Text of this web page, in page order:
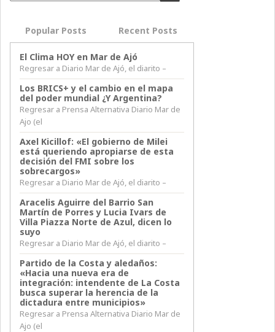
Popular Posts Recent Posts
El Clima HOY en Mar de Ajó
Regresar a Diario Mar de Ajó, el diarito –
Los BRICS+ y el cambio en el mapa
del poder mundial ¿Y Argentina?
Regresar a Prensa Alternativa Diario Mar de
Ajo (el
Axel Kicillof: «El gobierno de Milei
está queriendo apropiarse de esta
decisión del FMI sobre los
sobrecargos»
Regresar a Diario Mar de Ajó, el diarito –
Aracelis Aguirre del Barrio San
Martín de Porres y Lucia Ivars de
Villa Piazza Norte de Azul, dicen lo
suyo
Regresar a Diario Mar de Ajó, el diarito –
Partido de la Costa y aledaños:
«Hacia una nueva era de
integración: intendente de La Costa
busca superar la herencia de la
dictadura entre municipios»
Regresar a Prensa Alternativa Diario Mar de
Ajo (el